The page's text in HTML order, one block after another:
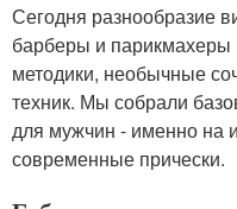
Сегодня разнообразие
барберы и
методики, необычные
техник. Мы собрали
для мужчин - именно на
современные прически.